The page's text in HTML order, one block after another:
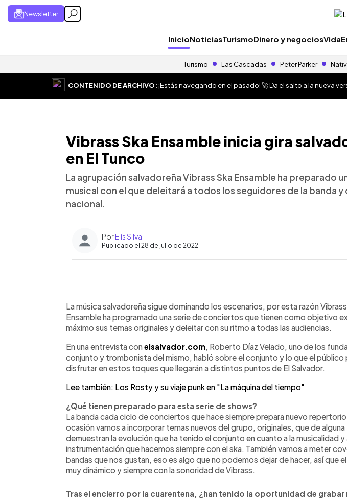
Newsletter
InicioNoticiasTurismoDinero y negociosVida
Turismo Las Cascadas Peter Parker
CONTENIDO DE ARCHIVO:¡Estás navegando en el pasado! 🚀 Da el salto a la nueva
Vibrass Ska Ensamble inicia gira
en El Tunco
La agrupación salvadoreña Vibrass Ska Ensamble ha preparado
musical con el que deleitará a todos los seguidores de la banda y
nacional.
PorElis Silva
Publicado el 28 de julio de 2022
Escuchar artículo
La música salvadoreña sigue dominando los escenarios, por esta razón
Ensamble ha programado una serie de conciertos que tienen como objetivo
máximo sus temas originales y deleitar con su ritmo a todas las audiencias.
En una entrevista conelsalvador.com, Roberto Díaz Velado, uno de los
conjunto y trombonista del mismo, habló sobre el conjunto y lo que el público
disfrutar en estos toques que llegarán a distintos puntos de El Salvador.
Lee también: Los Rosty y su viaje punk en "La máquina del tiempo"
¿Qué tienen preparado para esta serie de shows?
La banda cada ciclo de conciertos que hace siempre prepara nuevo
ocasión vamos a incorporar temas nuevos del grupo, originales, que de
demuestran la evolución que ha tenido el conjunto en cuanto a la musicalidad y
instrumentación que hacemos siempre con el ska. También vamos a meter
bandas que nos gustan, eso es algo que no podemos dejar de hacer, así que
muy dinámico y siempre con la sonoridad de Vibrass.
Tras el encierro por la cuarentena, ¿han tenido la oportunidad de grabar